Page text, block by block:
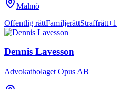
Malmö
Offentlig rättFamiljerättStraffrätt+1
Dennis Lavesson
Advokatbolaget Opus AB